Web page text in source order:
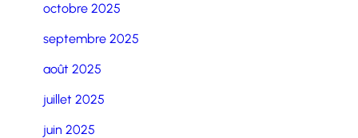
octobre 2025
septembre 2025
août 2025
juillet 2025
juin 2025